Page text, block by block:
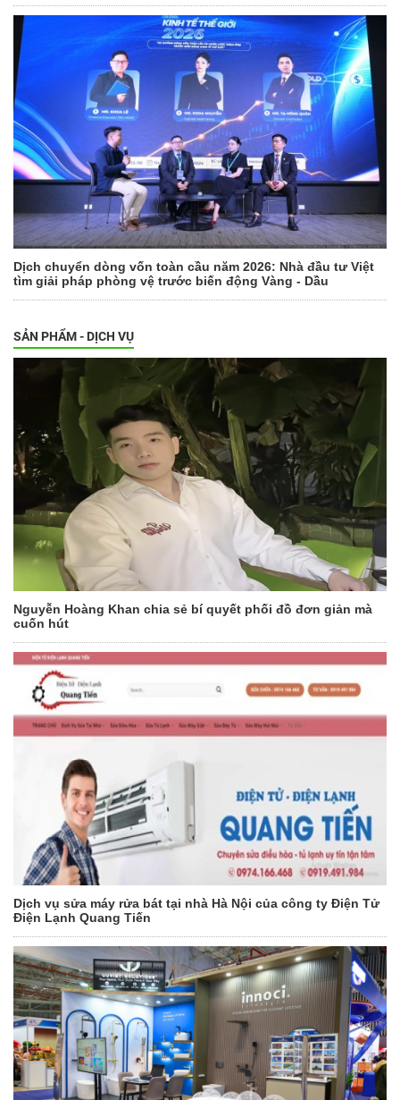
Dịch chuyển dòng vốn toàn cầu năm 2026: Nhà đầu tư Việt
tìm giải pháp phòng vệ trước biến động Vàng - Dầu
SẢN PHẨM - DỊCH VỤ
Nguyễn Hoàng Khan chia sẻ bí quyết phối đồ đơn giản mà
cuốn hút
Dịch vụ sửa máy rửa bát tại nhà Hà Nội của công ty Điện Tử
Điện Lạnh Quang Tiến